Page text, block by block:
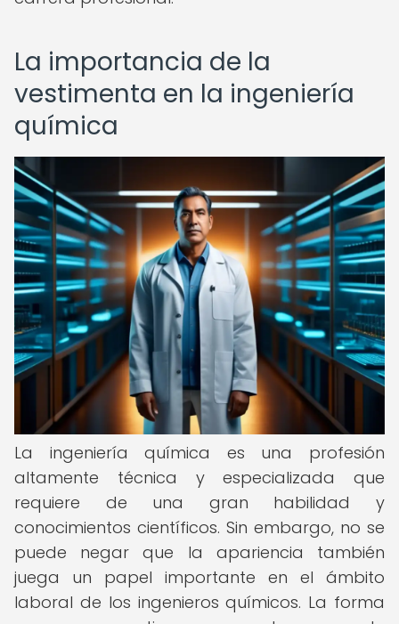
La importancia de la
vestimenta en la ingeniería
química
La ingeniería química es una profesión
altamente técnica y especializada que
requiere de una gran habilidad y
conocimientos científicos. Sin embargo, no se
puede negar que la apariencia también
juega un papel importante en el ámbito
laboral de los ingenieros químicos. La forma